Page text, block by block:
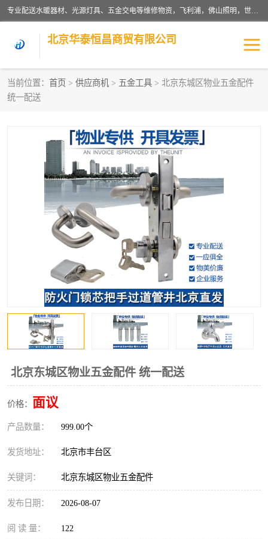
专业配送水暖器材、光源灯具、五金交电等维修物资，飞利浦，佛山照明，世达，博世，九牧，特陶等各产品涉及国内外知名品牌。公司专注与物业、学校、酒店、工厂等单位合作，提供一站式配送服务，降低客户综合成本。依托电子商务改变传统模式，以专业的团队为客户提供24H物资配送到达，货到月结、统一开票，便捷退换等服务，提高了企业的运营效率。
北京华泰恒昌商贸有限公司
当前位置： 首页 > 供应商机 > 五金工具 > 北京东城区物业五金配件
统一配送
北京东城区物业五金配件 统一配送
价格： 面议
产品数量： 999.00个
发货地址： 北京市丰台区
关键词： 北京东城区物业五金配件
发布日期： 2026-08-07
阅 读 量： 122
水暖阀门
涂料辅材